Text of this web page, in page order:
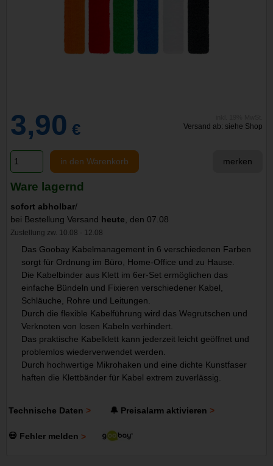
3,90 € Versand ab: siehe Shop
in den Warenkorb merken
Ware lagernd
sofort abholbar/
bei Bestellung Versand heute, den 07.08
Zustellung zw. 10.08 - 12.08
Das Goobay Kabelmanagement in 6 verschiedenen Farben
sorgt für Ordnung im Büro, Home-Office und zu Hause.
Die Kabelbinder aus Klett im 6er-Set ermöglichen das
einfache Bündeln und Fixieren verschiedener Kabel,
Schläuche, Rohre und Leitungen.
Durch die flexible Kabelführung wird das Wegrutschen und
Verknoten von losen Kabeln verhindert.
Das praktische Kabelklett kann jederzeit leicht geöffnet und
problemlos wiederverwendet werden.
Durch hochwertige Mikrohaken und eine dichte Kunstfaser
haften die Klettbänder für Kabel extrem zuverlässig.
Technische Daten 🔔 Preisalarm aktivieren
💀 Fehler melden